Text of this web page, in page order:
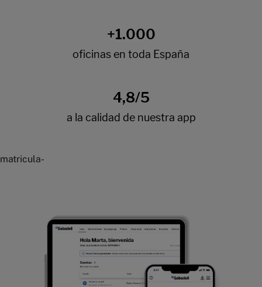
matricula-